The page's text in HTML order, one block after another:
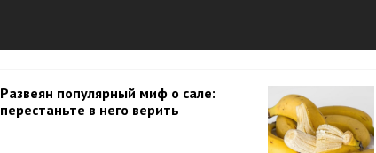
Развеян популярный миф о сале:
перестаньте в него верить